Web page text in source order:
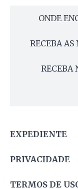
ONDE
RECEBA AS
RECEBA
EXPEDIENTE
PRIVACIDADE
TERMOS DE